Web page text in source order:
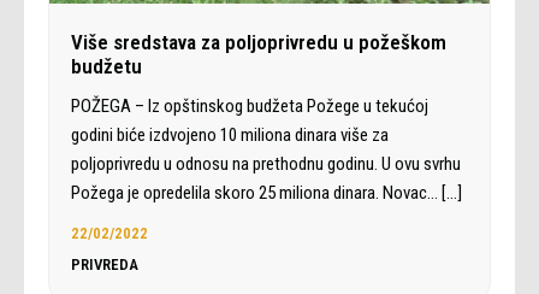
Više sredstava za poljoprivredu u požeškom
budžetu
POŽEGA – Iz opštinskog budžeta Požege u tekućoj
godini biće izdvojeno 10 miliona dinara više za
poljoprivredu u odnosu na prethodnu godinu. U ovu svrhu
Požega je opredelila skoro 25 miliona dinara. Novac… […]
22/02/2022
PRIVREDA